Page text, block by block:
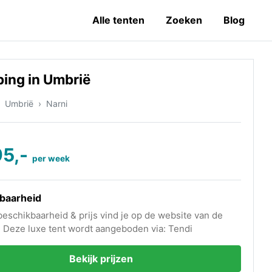
Alle tenten Zoeken Blog
in Umbrië
Umbrië Narni
per week
& prijs vind je op de website van de
Deze luxe tent wordt aangeboden via: Tendi
Bekijk prijzen